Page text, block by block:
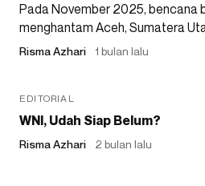
Pada November 2025, bencana
menghantam Aceh, Sumatera
Risma Azhari 1 bulan lalu
EDITORIAL
WNI, Udah Siap Belum?
Risma Azhari 2 bulan lalu